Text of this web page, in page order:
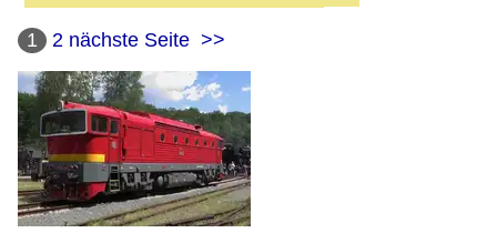
Polen
Unternehmen
PKP Cargo International
Tschechien
Museen und Ausstellungen
2014
2015
2016
2017
2018
1 2 nächste Seite >>